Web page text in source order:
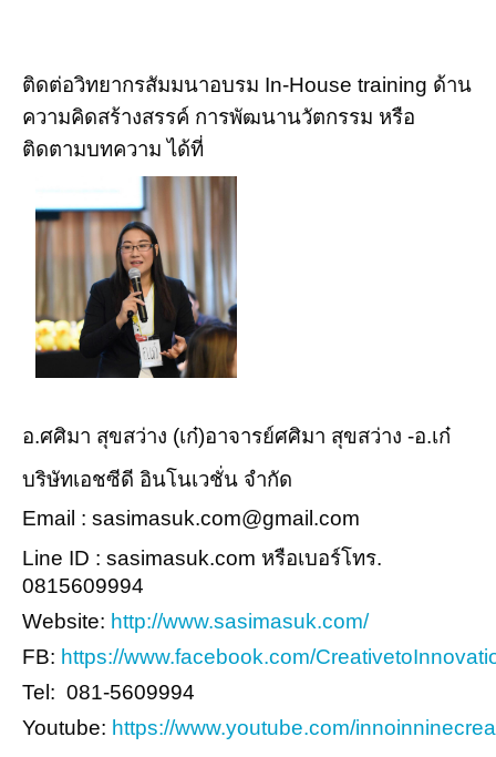
ติดต่อวิทยากรสัมมนาอบรม In-House training ด้าน
ความคิดสร้างสรรค์ การพัฒนานวัตกรรม หรือ
ติดตามบทความ ได้ที่
อ.ศศิมา สุขสว่าง (เก๋)อาจารย์ศศิมา สุขสว่าง -อ.เก๋
บริษัทเอชซีดี อินโนเวชั่น จำกัด
Email : sasimasuk.com@gmail.com
Line ID : sasimasuk.com หรือเบอร์โทร.
0815609994
Website: http://www.sasimasuk.com/
FB: https://www.facebook.com/
Tel: 081-5609994
Youtube: https://www.youtube.com/